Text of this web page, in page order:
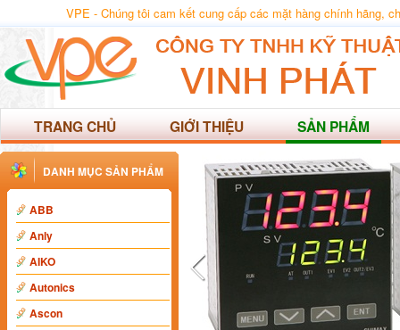
VPE - Chúng tôi cam kết cung cấp các mặt hàng chính hãng,
TRANG CHỦ GIỚI THIỆU SẢN PHẨM
DANH MỤC SẢN PHẨM
ABB
Anly
AIKO
Autonics
Ascon